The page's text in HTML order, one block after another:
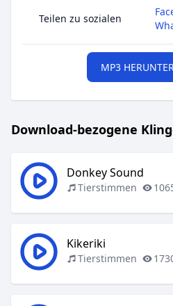
Teilen zu sozialen
MP3
Download-bezogene
Donkey Sound
Tierstimmen
Kikeriki
Tierstimmen